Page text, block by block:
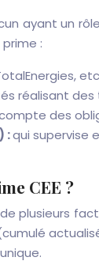
ayant
:
réalisant des
des
:qui supervise
CEE ?
plusieurs